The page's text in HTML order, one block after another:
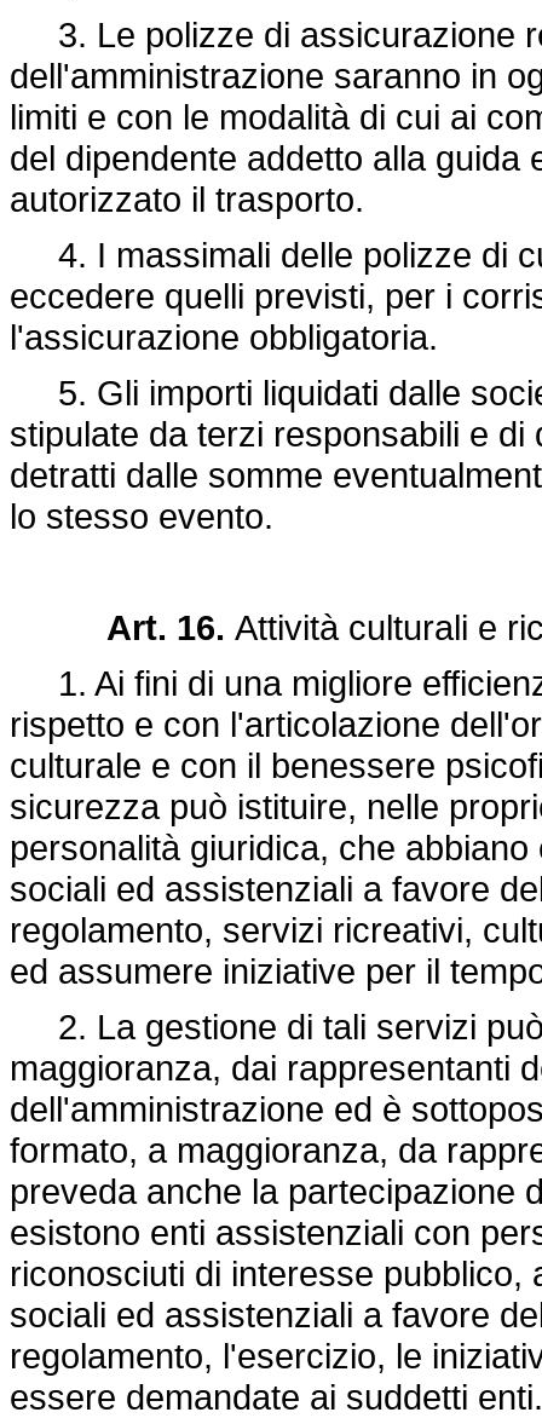
3. Le polizze di assicurazione
dell'amministrazione saranno in
limiti e con le modalità di cui ai
del dipendente addetto alla guida
autorizzato il trasporto.
4. I massimali delle polizze di
eccedere quelli previsti, per i
l'assicurazione obbligatoria.
5. Gli importi liquidati dalle
stipulate da terzi responsabili e
detratti dalle somme
lo stesso evento.
Art. 16. Attività culturali e
1. Ai fini di una migliore
rispetto e con l'articolazione
culturale e con il benessere
sicurezza può istituire, nelle
personalità giuridica, che
sociali ed assistenziali a favore
regolamento, servizi ricreativi,
ed assumere iniziative per il
2. La gestione di tali servizi
maggioranza, dai rappresentanti
dell'amministrazione ed è
formato, a maggioranza, da
preveda anche la partecipazione
esistono enti assistenziali con
riconosciuti di interesse
sociali ed assistenziali a favore
regolamento, l'esercizio, le
essere demandate ai suddetti enti.